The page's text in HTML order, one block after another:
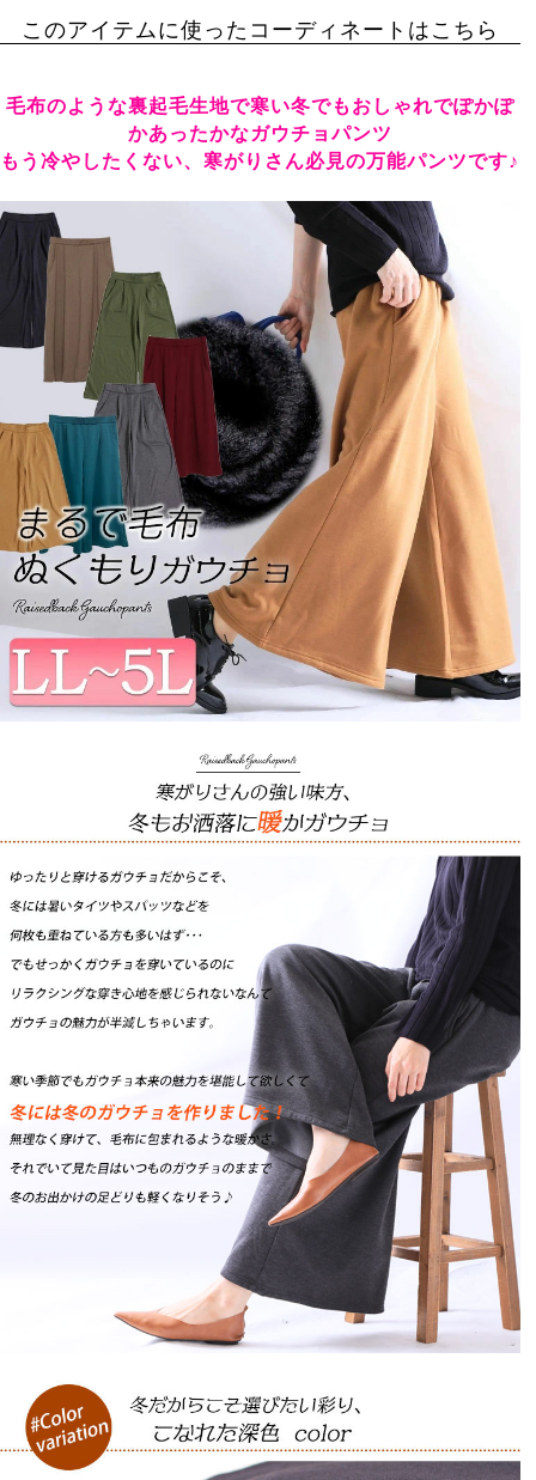
物は価格も上がるのでプチプラなのは助かります♪
saco
1
購入者
神奈川県 女性
投稿日
2020/02/11
穿いた時の肌触りがとてもいいです。
またサイズもピッタリだったし、流れるようなラインも
綺麗に出ます！かなり気温が低い日が続いた中で着てい
ましたが、着用中の寒さは感じませんでしたよ！
今は色違いを買おうか迷っています。
ht
1
購入者
鳥取県
30代
投稿日
2019/12/26
166㎝85㎏あるため4L～5Lを選びました。
履いてみて一番初めの感想は、肌触り最高！です。あた
たく柔らかな生地で購入後頻繁に履いています。ただ私
の体型だとやはり裾はあまり広がらず、細いモデルさん
のような見た目にはなりませんでした。お腹周りはちょ
快ではありませんでした。裾の長さも長すぎず短かすぎ
ずちょうど良かったです。これからも沢山履きたいと思
購入者
愛知県 50代 女性
投稿日
4Ｌ　チャコールを購入しました。
メリサさんが言われていたように、若干ウエスト部分が
窮屈に感じましたが、苦しくはないです。
腰回りがしゃきっとしていいかなと感じました。
裏起毛ですが、薄手の裏起毛という程度で重たくないで
ちょっとしたお出かけにも重宝しそうです。
投稿日
2018/11/28
このアイテムに使ったコーディネートはこちら
毛布のような裏起毛生地で寒い冬でもおしゃれでぽかぽ
かあったかなガウチョパンツ
もう冷やしたくない、寒がりさん必見の万能パンツです♪